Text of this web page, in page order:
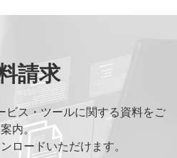
請求
ビス・ツールに関する資料をご
案内。
ロードいただけます。